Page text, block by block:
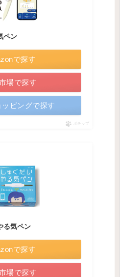
ペン
で探す
場で探す
ッピングで探す
ポチップ
る気ペン
で探す
場で探す